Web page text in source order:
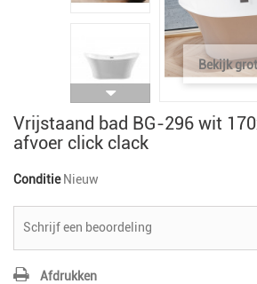
Bekijk
Vrijstaand bad BG-296 wit
afvoer click clack
Conditie Nieuw
Schrijf een beoordeling
Afdrukken